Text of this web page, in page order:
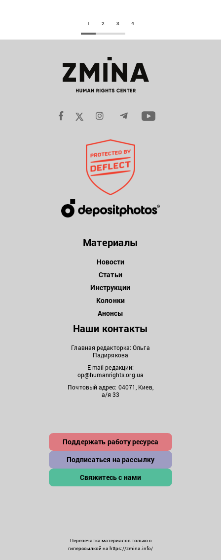
1 2 3 4
Материалы
Новости
Статьи
Инструкции
Колонки
Анонсы
Наши контакты
Главная редакторка: Ольга
Падирякова
E-mail редакции:
op@humanrights.org.ua
Почтовый адрес: 04071, Киев,
а/я 33
Поддержать работу ресурса
Подписаться на рассылку
Свяжитесь с нами
Перепечатка материалов только с
гиперссылкой на https://zmina.info/